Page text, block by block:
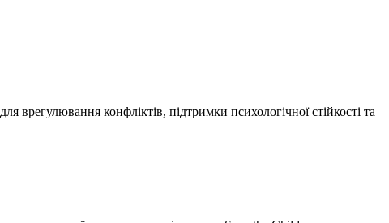
конфліктів, підтримки психологічної стійкості та